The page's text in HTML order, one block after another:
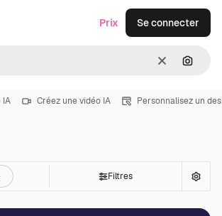
Effacer
Prix Se connecter
IA Créez une vidéo IA Personnalisez un
Filtres